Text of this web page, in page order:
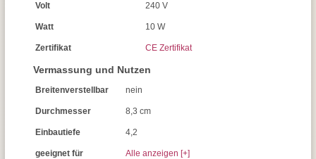
Volt 240 V
Watt 10 W
Zertifikat CE Zertifikat
Vermassung und Nutzen
Breitenverstellbar nein
Durchmesser 8,3 cm
Einbautiefe 4,2
geeignet für Alle anzeigen [+]